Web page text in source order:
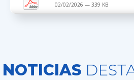
02/02/2026 — 339 KB
NOTICIAS